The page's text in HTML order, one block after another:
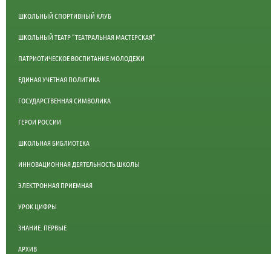
ШКОЛЬНЫЙ СПОРТИВНЫЙ КЛУБ
ШКОЛЬНЫЙ ТЕАТР "ТЕАТРАЛЬНАЯ МАСТЕРСКАЯ"
ПАТРИОТИЧЕСКОЕ ВОСПИТАНИЕ МОЛОДЕЖИ
ЕДИНАЯ УЧЕТНАЯ ПОЛИТИКА
ГОСУДАРСТВЕННАЯ СИМВОЛИКА
ГЕРОИ РОССИИ
ШКОЛЬНАЯ БИБЛИОТЕКА
ИННОВАЦИОННАЯ ДЕЯТЕЛЬНОСТЬ ШКОЛЫ
ЭЛЕКТРОННАЯ ПРИЕМНАЯ
УРОК ЦИФРЫ
ЗНАНИЕ. ПЕРВЫЕ
АРХИВ